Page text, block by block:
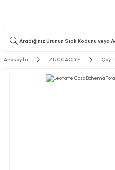
Anasayfa ZÜCCACİYE Çay